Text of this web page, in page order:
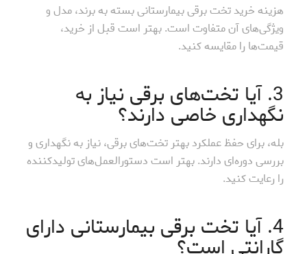
هزینه خرید تخت برقی بیمارستانی بسته به برند، مدل و
ویژگی‌های آن متفاوت است. بهتر است قبل از خرید،
قیمت‌ها را مقایسه کنید.
3. آیا تخت‌های برقی نیاز به
نگهداری خاصی دارند؟
بله، برای حفظ عملکرد بهتر تخت‌های برقی، نیاز به نگهداری و
بررسی دوره‌ای دارند. بهتر است دستورالعمل‌های تولیدکننده
را رعایت کنید.
4. آیا تخت برقی بیمارستانی دارای